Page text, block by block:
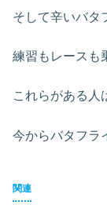
そして辛いバタ
練習もレースも
これらがある人
今からバタフラ
関連